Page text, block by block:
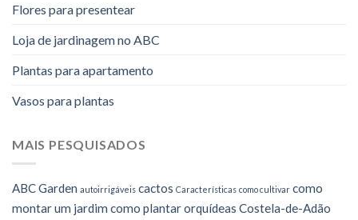
Flores para presentear
Loja de jardinagem no ABC
Plantas para apartamento
Vasos para plantas
MAIS PESQUISADOS
ABC Garden autoirrigáveis cactos Características como cultivar como
montar um jardim como plantar orquídeas Costela-de-Adão